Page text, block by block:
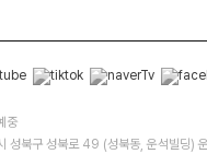
중
북구 성북로 49 (성북동, 운석빌딩)